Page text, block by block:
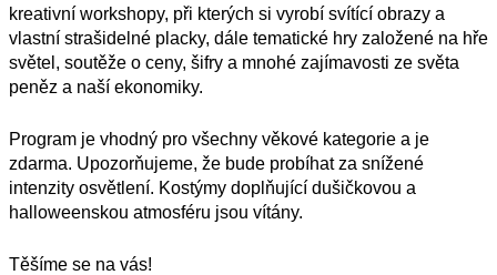
kreativní workshopy, při kterých si vyrobí svítící obrazy a
vlastní strašidelné placky, dále tematické hry založené na hře
světel, soutěže o ceny, šifry a mnohé zajímavosti ze světa
peněz a naší ekonomiky.
Program je vhodný pro všechny věkové kategorie a je
zdarma. Upozorňujeme, že bude probíhat za snížené
intenzity osvětlení. Kostýmy doplňující dušičkovou a
halloweenskou atmosféru jsou vítány.
Těšíme se na vás!